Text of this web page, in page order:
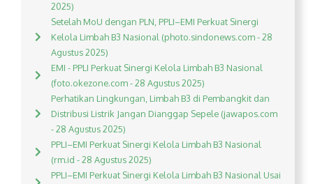
2025)
Setelah MoU dengan PLN, PPLI–EMI Perkuat Sinergi
Kelola Limbah B3 Nasional (photo.sindonews.com - 28
Agustus 2025)
EMI - PPLI Perkuat Sinergi Kelola Limbah B3 Nasional
(foto.okezone.com - 28 Agustus 2025)
Perhatikan Lingkungan, Limbah B3 di Pembangkit dan
Distribusi Listrik Jangan Dianggap Sepele (jawapos.com
- 28 Agustus 2025)
PPLI–EMI Perkuat Sinergi Kelola Limbah B3 Nasional
(rm.id - 28 Agustus 2025)
PPLI–EMI Perkuat Sinergi Kelola Limbah B3 Nasional Usai